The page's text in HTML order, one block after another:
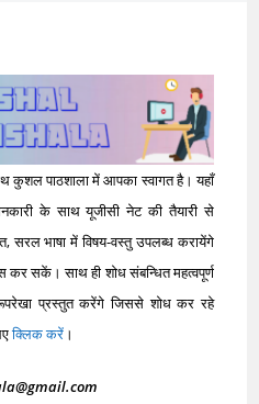
कुशल पाठशाला में आपका स्वागत है। यहाँ
के साथ यूजीसी नेट की तैयारी से
सरल भाषा में विषय-वस्तु उपलब्ध करायेंगे
कर सकें। साथ ही शोध संबन्धित महत्वपूर्ण
प्रस्तुत करेंगे जिससे शोध कर रहे
क्लिक करें ।